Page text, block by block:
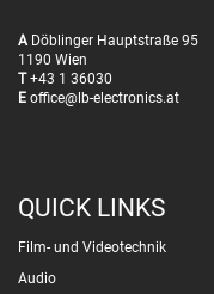
A Döblinger Hauptstraße 95
1190 Wien
T+43 1 36030
E office@lb-electronics.at
QUICK LINKS
Film- und Videotechnik
Audio